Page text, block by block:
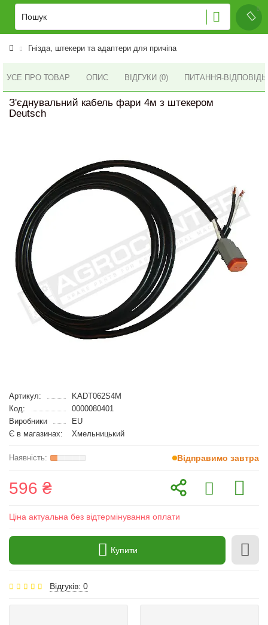
Гнізда, штекери та адаптери для причіпа
УСЕ ПРО ТОВАР ОПИС ВІДГУКИ (0) ПИТАННЯ-
З'єднувальний кабель фари 4м з штекером
Deutsch
Артикул:
KADT062S4M
Код:
0000080401
Виробники
EU
Є в магазинах:
Хмельницький
Відправимо завтра
596 ₴
Ціна актуальна без відтермінування оплати
Купити
Відгуків: 0